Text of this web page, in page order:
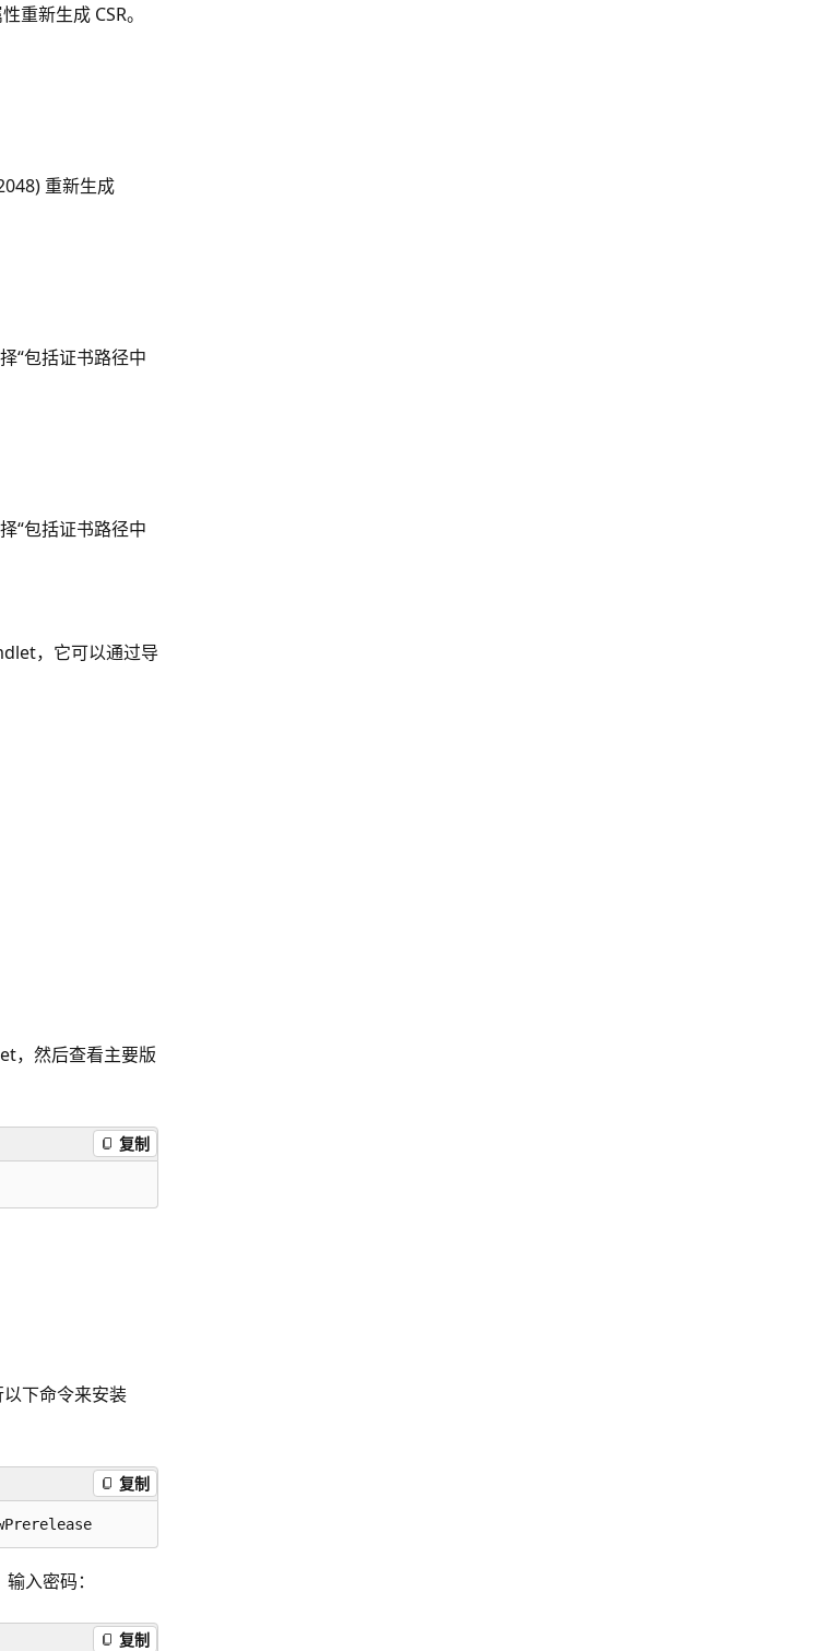
重新生成 CSR。
重新生成
“包括证书路径中
“包括证书路径中
，它可以通过导
，然后查看主要版
复制
下命令来安装
复制
入密码：
复制